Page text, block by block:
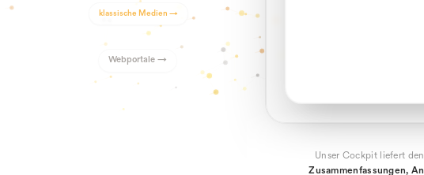
klassische Medien →
Webportale →
Unser Cockpit liefert den
Zusammenfassungen,